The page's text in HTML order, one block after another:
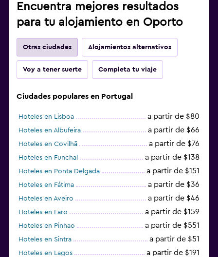
Encuentra mejores resultados
para tu alojamiento en Oporto
Otras ciudades Alojamientos alternativos
Voy a tener suerte Completa tu viaje
Ciudades populares en Portugal
Hoteles en Lisboa a partir de $80
Hoteles en Albufeira a partir de $66
Hoteles en Covilhã a partir de $76
Hoteles en Funchal a partir de $138
Hoteles en Ponta Delgada a partir de $151
Hoteles en Fátima a partir de $36
Hoteles en Aveiro a partir de $46
Hoteles en Faro a partir de $159
Hoteles en Pinhao a partir de $551
Hoteles en Sintra a partir de $51
Hoteles en Lagos a partir de $191